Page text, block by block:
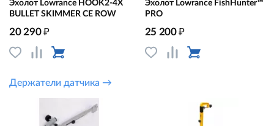
Эхолот Lowrance HOOK2-4X
BULLET SKIMMER CE ROW
20 290₽
Эхолот Lowrance FishHunter™
PRO
25 200₽
Держатели датчика →